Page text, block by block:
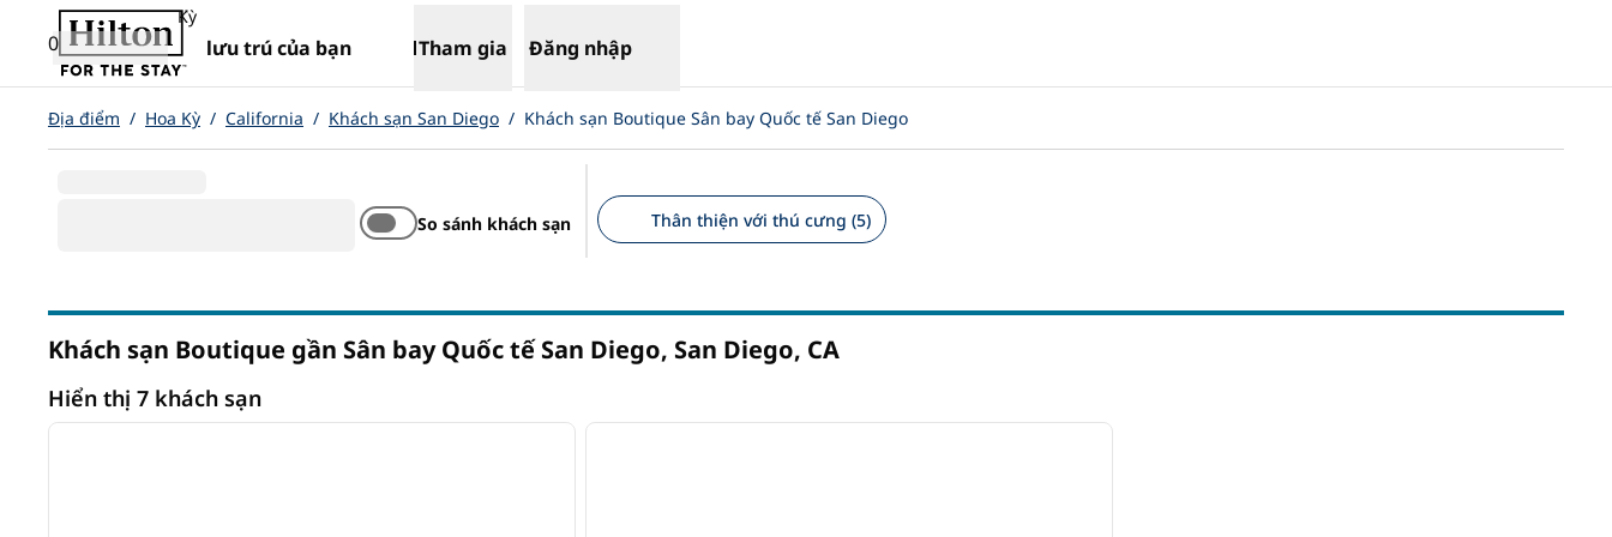
Bỏ qua nội dung
0
Kỳ
lưu trú của bạn
,Mở tab mới
Tham gia Đăng nhập
Địa điểm / Hoa Kỳ / California / Khách sạn San Diego / Khách sạn Boutique Sân bay Quốc tế San Diego
So sánh khách sạn Thân thiện với thú cưng (5)
Khách sạn Boutique gần Sân bay Quốc tế San Diego, San Diego, CA
Hiển thị 7 khách sạn
Hiển thị 7 khách sạn
1/12
ảnh sau1/12
ảnh sau